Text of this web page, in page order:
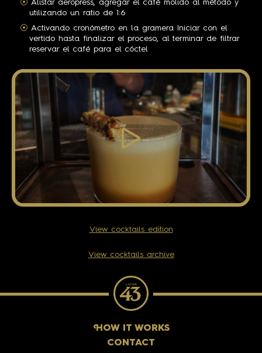
Alistar aeropress, agregar el café molido al método y
utilizando un ratio de 1:6
Activando cronómetro en la gramera Iniciar con el
vertido hasta finalizar el proceso, al terminar de filtrar
reservar el café para el cóctel
View cocktails edition
View cocktails archive
H OW IT WORKS
CONTACT